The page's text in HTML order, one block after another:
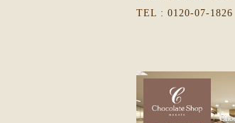
TEL : 0120-07-1826